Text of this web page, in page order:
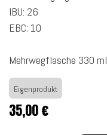
IBU: 26
EBC: 10
Mehrwegflasche 330 ml
Eigenprodukt
35,00€